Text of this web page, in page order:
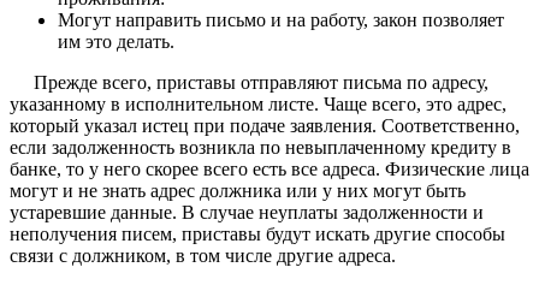
Могут направить письмо и на работу, закон позволяет
им это делать.
Прежде всего, приставы отправляют письма по адресу,
указанному в исполнительном листе. Чаще всего, это адрес,
который указал истец при подаче заявления. Соответственно,
если задолженность возникла по невыплаченному кредиту в
банке, то у него скорее всего есть все адреса. Физические лица
могут и не знать адрес должника или у них могут быть
устаревшие данные. В случае неуплаты задолженности и
неполучения писем, приставы будут искать другие способы
связи с должником, в том числе другие адреса.